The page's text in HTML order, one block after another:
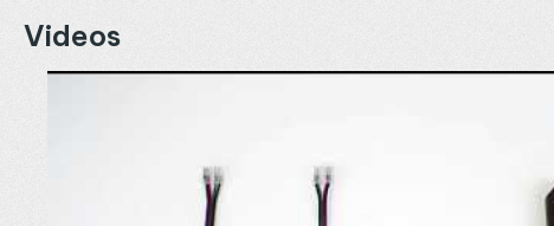
Kabel Schnellverbinder mit 15 cm Kabel
Videos